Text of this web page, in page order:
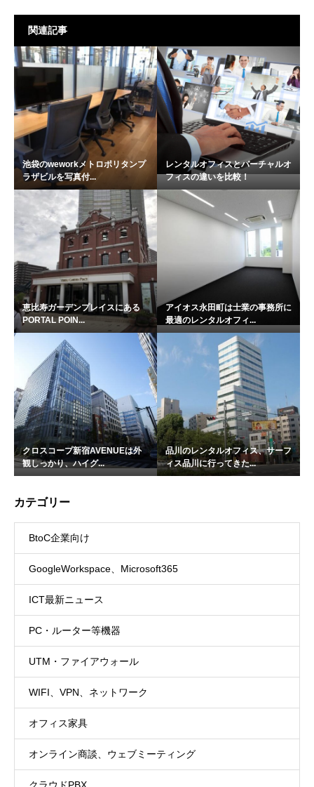
関連記事
池袋のweworkメトロポリタンプ
ラザビルを写真付...
レンタルオフィスとバーチャルオ
フィスの違いを比較！
恵比寿ガーデンプレイスにある
PORTAL POIN...
アイオス永田町は士業の事務所に
最適のレンタルオフィ...
クロスコープ新宿AVENUEは外
観しっかり、ハイグ...
品川のレンタルオフィス、サーフ
ィス品川に行ってきた...
カテゴリー
BtoC企業向け
GoogleWorkspace、Microsoft365
ICT最新ニュース
PC・ルーター等機器
UTM・ファイアウォール
WIFI、VPN、ネットワーク
オフィス家具
オンライン商談、ウェブミーティング